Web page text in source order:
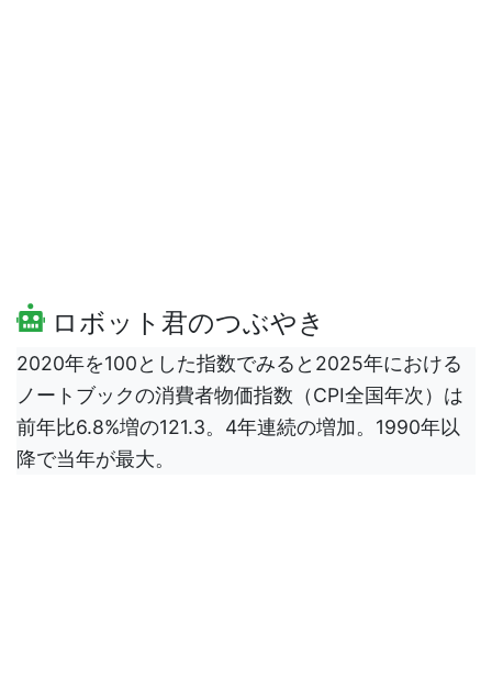
ロボット君のつぶやき
2020年を100とした指数でみると2025年における
ノートブックの消費者物価指数（CPI全国年次）は
前年比6.8%増の121.3。4年連続の増加。1990年以
降で当年が最大。